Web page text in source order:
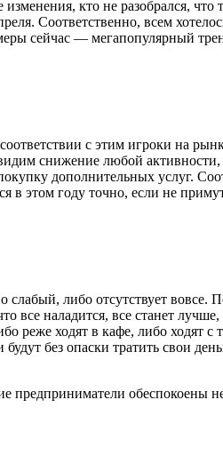
изменения, кто не разобрался,
Соответственно, всем
сейчас — мегапопулярный
с этим игроки на
снижение любой активности,
дополнительных услуг.
в этом году точно, если не
либо отсутствует вовсе.
наладится, все станет лучше,
реже ходят в кафе, либо ходят с
без опаски тратить свои
предприниматели обеспокоены